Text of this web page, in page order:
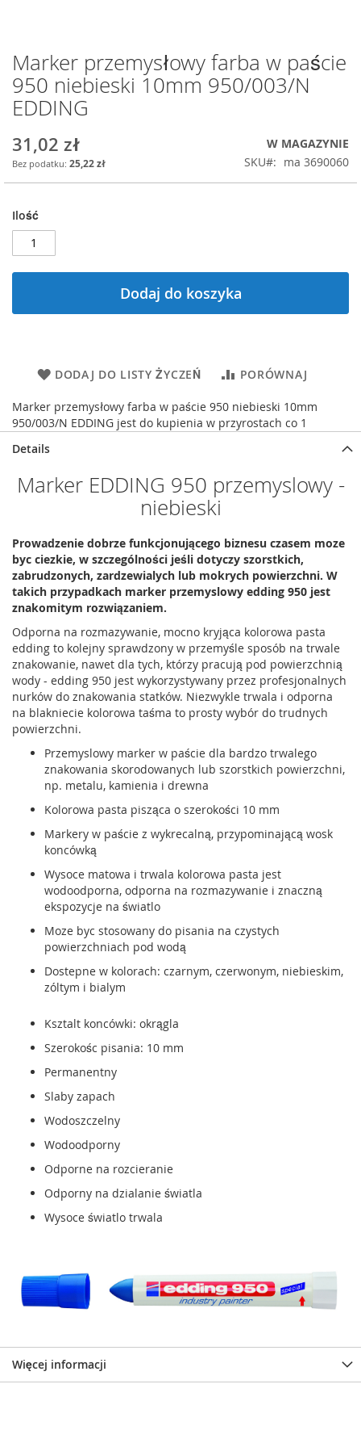
Przejdź
na
początek
galerii
Marker przemysłowy farba w paście
950 niebieski 10mm 950/003/N
EDDING
31,02 zł
25,22 zł
W MAGAZYNIE
SKU
ma 3690060
Ilość
Dodaj do koszyka
DODAJ DO LISTY ŻYCZEŃ PORÓWNAJ
Marker przemysłowy farba w paście 950 niebieski 10mm
950/003/N EDDING jest do kupienia w przyrostach co 1
Details
Marker EDDING 950 przemyslowy -
niebieski
Prowadzenie dobrze funkcjonującego biznesu czasem moze
byc ciezkie, w szczególności jeśli dotyczy szorstkich,
zabrudzonych, zardzewialych lub mokrych powierzchni. W
takich przypadkach marker przemyslowy edding 950 jest
znakomitym rozwiązaniem.
Odporna na rozmazywanie, mocno kryjąca kolorowa pasta
edding to kolejny sprawdzony w przemyśle sposób na trwale
znakowanie, nawet dla tych, którzy pracują pod powierzchnią
wody - edding 950 jest wykorzystywany przez profesjonalnych
nurków do znakowania statków. Niezwykle trwala i odporna
na blakniecie kolorowa taśma to prosty wybór do trudnych
powierzchni.
Przemyslowy marker w paście dla bardzo trwalego
znakowania skorodowanych lub szorstkich powierzchni,
np. metalu, kamienia i drewna
Kolorowa pasta pisząca o szerokości 10 mm
Markery w paście z wykrecalną, przypominającą wosk
koncówką
Wysoce matowa i trwala kolorowa pasta jest
wodoodporna, odporna na rozmazywanie i znaczną
ekspozycje na światlo
Moze byc stosowany do pisania na czystych
powierzchniach pod wodą
Dostepne w kolorach: czarnym, czerwonym, niebieskim,
zóltym i bialym
Ksztalt koncówki: okrągla
Szerokośc pisania: 10 mm
Permanentny
Slaby zapach
Wodoszczelny
Wodoodporny
Odporne na rozcieranie
Odporny na dzialanie światla
Wysoce światlo trwala
Więcej informacji